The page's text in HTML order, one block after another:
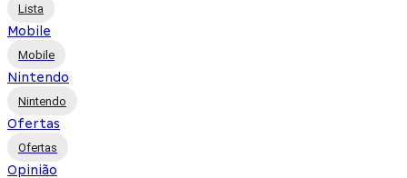
Lista
Mobile
Mobile
Nintendo
Nintendo
Ofertas
Ofertas
Opinião